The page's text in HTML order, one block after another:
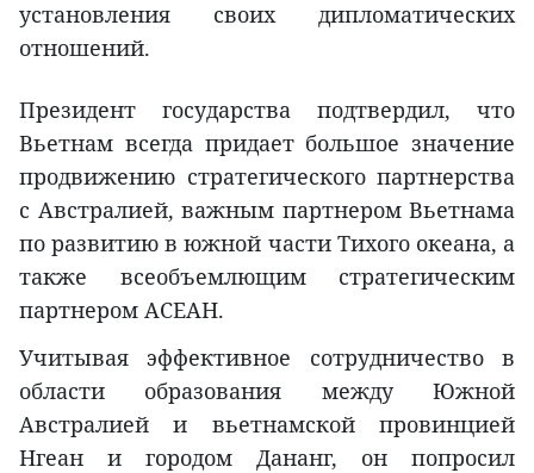
установления своих дипломатических
отношений.
Президент государства подтвердил, что
Вьетнам всегда придает большое значение
продвижению стратегического партнерства
с Австралией, важным партнером Вьетнама
по развитию в южной части Тихого океана, а
также всеобъемлющим стратегическим
партнером АСЕАН.
Учитывая эффективное сотрудничество в
области образования между Южной
Австралией и вьетнамской провинцией
Нгеан и городом Дананг, он попросил